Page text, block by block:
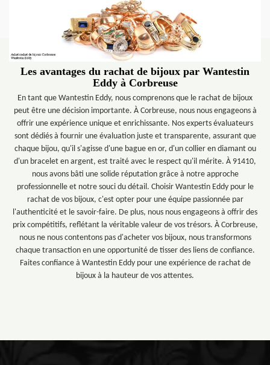
Les avantages du rachat de bijoux par Wantestin
Eddy à Corbreuse
En tant que Wantestin Eddy, nous comprenons que le rachat de bijoux
peut être une décision importante. À Corbreuse, nous nous engageons à
offrir une expérience unique et enrichissante. Nos experts évaluateurs
sont dédiés à fournir une évaluation juste et transparente, assurant que
chaque bijou, qu'il s'agisse d'une bague en or, d'un collier en diamant ou
d'un bracelet en argent, est traité avec le respect qu'il mérite. À 91410,
nous avons bâti une solide réputation grâce à notre approche
professionnelle et notre souci du détail. Choisir Wantestin Eddy pour le
rachat de vos bijoux, c'est opter pour une équipe passionnée par
l'authenticité et le savoir-faire. De plus, nous nous engageons à offrir des
prix compétitifs, reflétant la véritable valeur de vos trésors. À Corbreuse,
nous ne nous contentons pas d'acheter vos bijoux, nous transformons
chaque transaction en une opportunité de tisser des liens de confiance.
Faites confiance à Wantestin Eddy pour une expérience de rachat de
bijoux à la hauteur de vos attentes.